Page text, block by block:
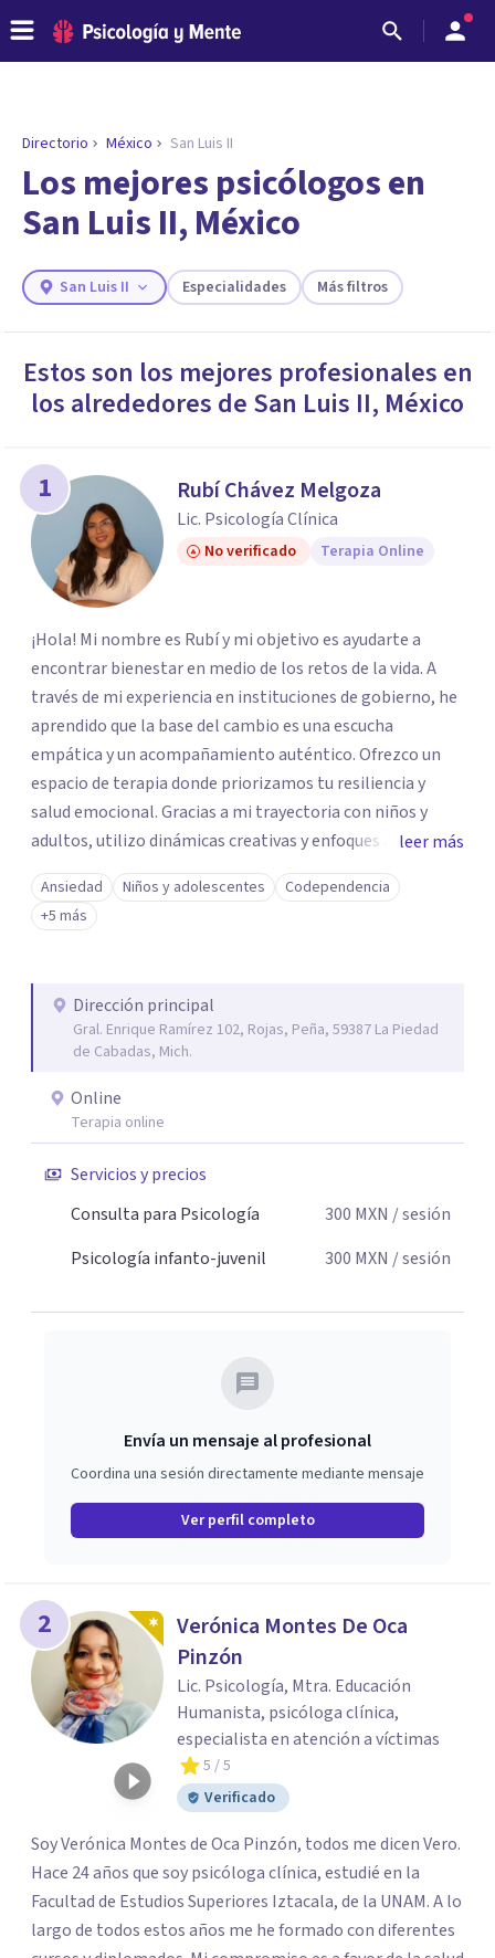
ENCONTRAR MI TERAPEUTA
¿Necesitas ayuda para encontrar el
psicólogo adecuado?
Responde a unas breves preguntas y te ofreceremos
necesidades.
Directorio México San Luis II
Los mejores psicólogos en
San Luis II, México
San Luis II Especialidades Más filtros
Estos son los mejores profesionales en
los alrededores de San Luis II, México
1 Rubí Chávez Melgoza
Lic. Psicología Clínica
No verificado Terapia Online
¡Hola! Mi nombre es Rubí y mi objetivo es ayudarte a
encontrar bienestar en medio de los retos de la vida. A
través de mi experiencia en instituciones de gobierno, he
aprendido que la base del cambio es una escucha
empática y un acompañamiento auténtico. ​Ofrezco un
espacio de terapia donde priorizamos tu resiliencia y
salud emocional. Gracias a mi trayectoria con niños y
adultos, utilizo dinámicas creativas y enfoques adaptados
a tus necesidades específicas. Estoy aquí para escucharte
y brindarte las herramientas necesarias para fortalecer
tu paz mental.
leer más
Ansiedad Niños y adolescentes
Codependencia
+5 más
Dirección principal
Gral. Enrique Ramírez 102, Rojas, Peña, 59387 La Piedad
de Cabadas, Mich.
Online
Terapia online
Servicios y precios
Consulta para Psicología
300 MXN / sesión
Psicología infanto-juvenil
300 MXN / sesión
Envía un mensaje al profesional
Coordina una sesión directamente mediante mensaje
Ver perfil completo
2
Verónica Montes De Oca
Pinzón
Lic. Psicología, Mtra. Educación
Humanista, psicóloga clínica,
especialista en atención a víctimas
5 / 5
Verificado
Soy Verónica Montes de Oca Pinzón, todos me dicen Vero.
Hace 24 años que soy psicóloga clínica, estudié en la
Facultad de Estudios Superiores Iztacala, de la UNAM. A lo
largo de todos estos años me he formado con diferentes